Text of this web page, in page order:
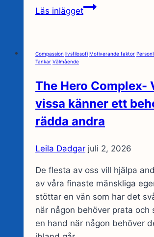
Läs inläggetDistansen
närmare
Compassion livsfilosofi Motiverande faktor
Tankar Välmående
The Hero Complex-
vissa känner ett
rädda andra
Leila Dadgar juli 2, 2026
De flesta av oss vill hjälpa
av våra finaste mänskliga
stöttar en vän som har det
när någon behöver prata och
en hand när någon behöver